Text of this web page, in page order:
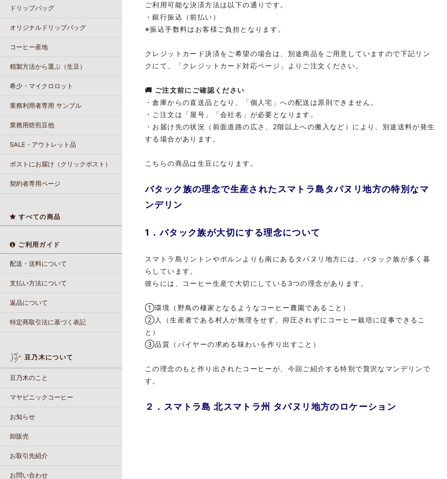
ドリップバッグ
オリジナルドリップバッグ
コーヒー産地
精製方法から選ぶ（生豆）
希少・マイクロロット
業務利用者専用 サンプル
業務用焙煎豆他
SALE・アウトレット品
ポストにお届け（クリックポスト）
契約者専用ページ
すべての商品
ご利用ガイド
配送・送料について
支払い方法について
返品について
特定商取引法に基づく表記
豆乃木について
豆乃木のこと
マヤビニックコーヒー
お知らせ
卸販売
お取引先紹介
お問い合わせ
ご利用可能な決済方法は以下の通りです。
・銀行振込（前払い）
※振込手数料はお客様ご負担となります。
クレジットカード決済をご希望の場合は、別途商品をご用意していますので下記リン
クにて、「クレジットカード対応ページ」よりご注文ください。
🚚 ご注文前にご確認ください
・倉庫からの直送品となり、「個人宅」への配送は原則できません。
・ご注文は「屋号」「会社名」が必要となります。
・お届け先の状況（前面道路の広さ、2階以上への搬入など）により、別途送料が発生
する場合があります。
こちらの商品は生豆になります。
バタック族の理念で生産されたスマトラ島タパヌリ地方の特別なマ
ンデリン
1．バタック族が大切にする理念について
スマトラ島リントンやポルンよりも南にあるタパヌリ地方には、バタック族が多く暮
らしています。
彼らには、コーヒー生産で大切にしている3つの理念があります。
①環境（野鳥の棲家となるようなコーヒー農園であること）
②人（生産者である村人が無理をせず、抑圧されずにコーヒー栽培に従事できるこ
と）
③品質（バイヤーの求める味わいを作り出すこと）
この理念のもと作り出されたコーヒーが、今回ご紹介する特別で贅沢なマンデリンで
す。
２．スマトラ島 北スマトラ州 タパヌリ地方のロケーション